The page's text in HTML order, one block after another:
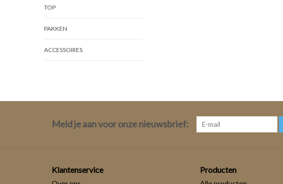
TOP
PAKKEN
ACCESSOIRES
Meld je aan voor onze nieuwsbrief:
Klantenservice Producten